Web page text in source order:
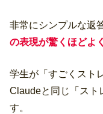
非常にシンプルな返
の表現が驚くほどよ
学生が「すごくスト
Claudeと同じ「スト
す。